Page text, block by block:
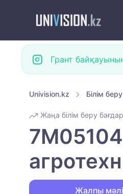
Грант
Univision.kz Білім
Жаңа білім беру
Жалпы